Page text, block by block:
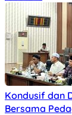
Kondusif dan
Bersama